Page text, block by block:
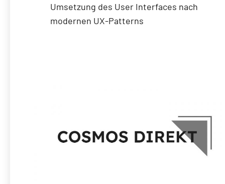
Umsetzung des User Interfaces nach
modernen UX-Patterns